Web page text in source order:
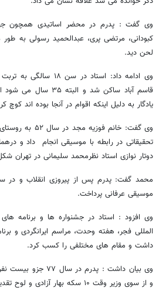
وی گفت : پدرم در محضر اساتیدی همچون
کبودانی، مرتضی پری، عبدالحمید رسولی به
لحن دید.
وی ادامه داد: استاد
قاسم آباد ساکن شد و
یادگار به دلیل اینکه اقوام در آنجا بوده اند کوچ
وی گفت: خانم
تحقیقاتی در رابطه با موسیقی انجام داد و
دوتار نوازی استاد نظرمحمد سلیمانی در تهران
موسیقی عرفانی پرداخت.
وی افزود : استاد در جشنواره ها و برنامه
المللی فجر، هفته وحدت، مراسم ایرانگردی و
داشت و مقام های مختلفی را کسب کرد.
وی بیان داشت : پدرم
و از سوی وزیر وقت ۱۰ سکه بهار آزادی و لوح تقدیر دریافت کرد.